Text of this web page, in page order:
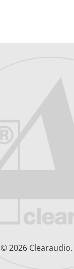
© 2026 Clearaudio.